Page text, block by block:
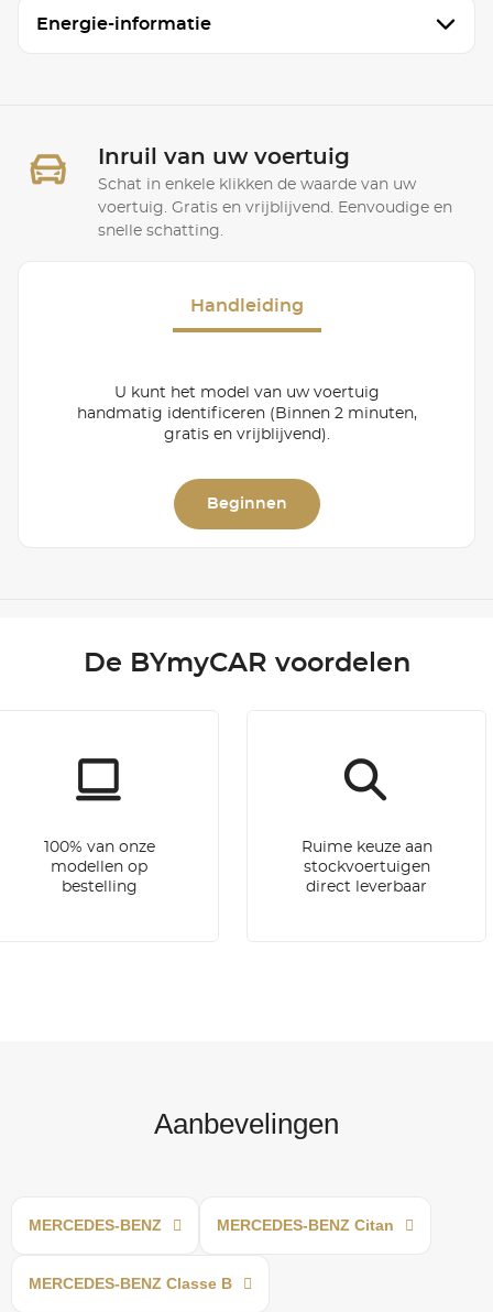
Energie-informatie
Inruil van uw voertuig
Schat in enkele klikken de waarde van uw
voertuig. Gratis en vrijblijvend. Eenvoudige en
snelle schatting.
Handleiding
U kunt het model van uw voertuig
handmatig identificeren (Binnen 2 minuten,
gratis en vrijblijvend).
Beginnen
De BYmyCAR voordelen
100% van onze
modellen op
bestelling
Ruime keuze aan
stockvoertuigen
direct leverbaar
Aanbevelingen
MERCEDES-BENZ MERCEDES-BENZ Citan
MERCEDES-BENZ Classe B